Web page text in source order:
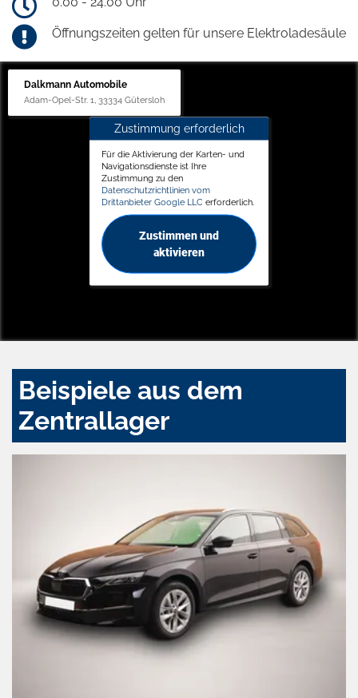
Öffnungszeiten gelten für unsere Elektroladesäule
Dalkmann Automobile
Adam-Opel-Str. 1, 33334 Gütersloh
Zustimmung erforderlich
Für die Aktivierung der Karten- und
Navigationsdienste ist Ihre
Zustimmung zu den
Datenschutzrichtlinien vom
Drittanbieter Google LLC erforderlich.
Zustimmen und
aktivieren
Beispiele aus dem
Zentrallager